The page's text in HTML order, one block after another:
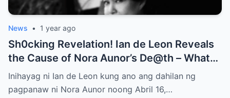
News • 1 year ago
Sh0cking Revelation! Ian de Leon Reveals
the Cause of Nora Aunor’s De@th – What
Hidden Truth Lies Behind the Passing of a
Legend?
Inihayag ni Ian de Leon kung ano ang dahilan ng
pagpanaw ni Nora Aunor noong Abril 16,…